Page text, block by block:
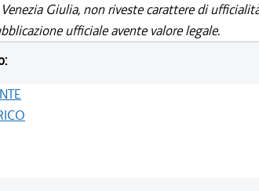
Giulia, non riveste carattere di
ufficiale avente valore legale.